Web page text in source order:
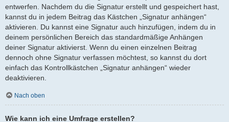
entwerfen. Nachdem du die Signatur erstellt und gespeichert hast,
kannst du in jedem Beitrag das Kästchen „Signatur anhängen“
aktivieren. Du kannst eine Signatur auch hinzufügen, indem du in
deinem persönlichen Bereich das standardmäßige Anhängen
deiner Signatur aktivierst. Wenn du einen einzelnen Beitrag
dennoch ohne Signatur verfassen möchtest, so kannst du dort
einfach das Kontrollkästchen „Signatur anhängen“ wieder
deaktivieren.
Nach oben
Wie kann ich eine Umfrage erstellen?